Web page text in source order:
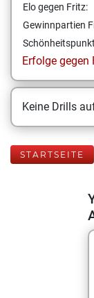
Elo gegen Fritz:
Gewinnpartien
Erfolge gegen
Keine Drills
STARTSEITE